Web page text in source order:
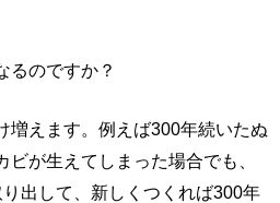
るのですか？
増えます。例えば300年続いたぬ
が生えてしまった場合でも、
出して、新しくつくれば300年